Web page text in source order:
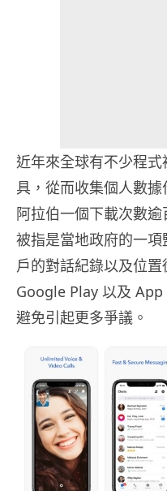
近年來全球有不少程
具，從而收集個人數
阿拉伯一個下載次數
被指是當地政府的一
戶的對話紀錄以及位
Google Play 以及 App
避免引起更多爭議。